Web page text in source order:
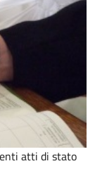
atti di stato